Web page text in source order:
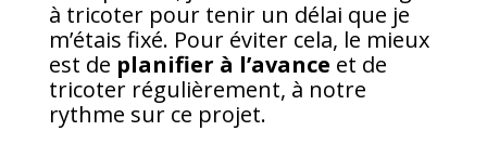
à tricoter pour tenir un délai que je
m’étais fixé. Pour éviter cela, le mieux
est de planifier à l’avance et de
tricoter régulièrement, à notre
rythme sur ce projet.